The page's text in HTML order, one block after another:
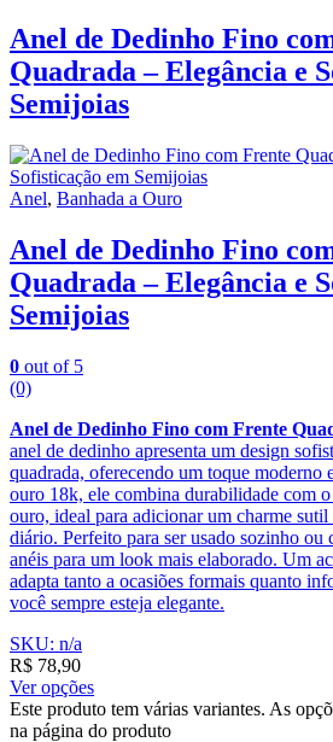
Anel de Dedinho Fino
Quadrada – Elegância e
Semijoias
Anel, Banhada a Ouro
Anel de Dedinho Fino
Quadrada – Elegância e
Semijoias
0 out of 5
(0)
Anel de Dedinho Fino com Frente
anel de dedinho apresenta um design
quadrada, oferecendo um toque moderno
ouro 18k, ele combina durabilidade com
ouro, ideal para adicionar um charme
diário. Perfeito para ser usado sozinho ou
anéis para um look mais elaborado. Um
adapta tanto a ocasiões formais quanto
você sempre esteja elegante.
SKU: n/a
R$ 78,90
Ver opções
Este produto tem várias variantes. As
na página do produto